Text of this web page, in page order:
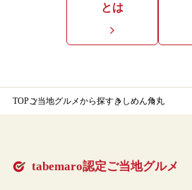
とは
TOPご当地グルメから探すきしめん角丸
tabemaro認定ご当地グルメ